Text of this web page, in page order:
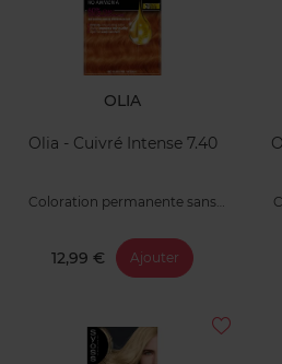
OLIA
Olia - Cuivré Intense 7.40
Coloration permanente sans
12,99 € Ajouter